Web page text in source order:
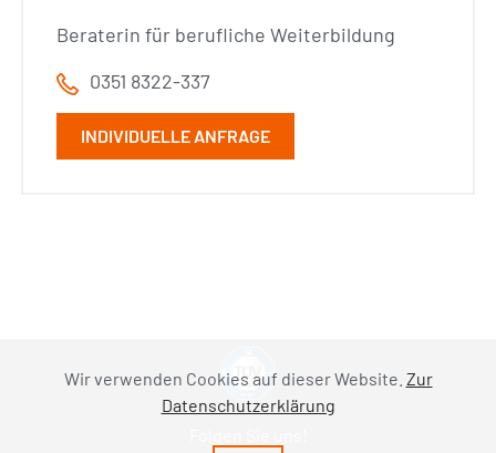
Wir verwenden Cookies auf dieser Website. Zur
Datenschutzerklärung
Beraterin für berufliche Weiterbildung
0351 8322-337
INDIVIDUELLE ANFRAGE